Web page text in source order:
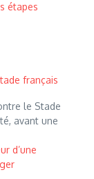
étapes
français
le Stade
avant une
d’une